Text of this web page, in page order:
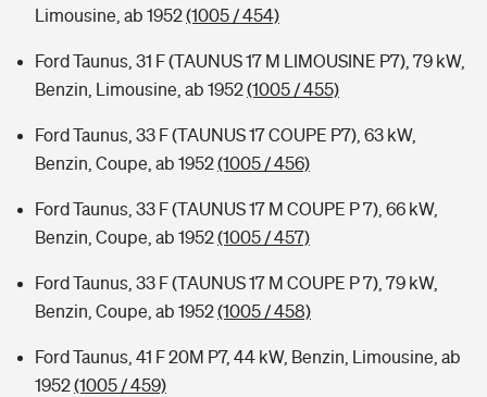
Limousine, ab 1952(1005 / 454)
Ford Taunus, 31 F (TAUNUS 17 M LIMOUSINE P7), 79 kW,
Benzin, Limousine, ab 1952(1005 / 455)
Ford Taunus, 33 F (TAUNUS 17 COUPE P7), 63 kW,
Benzin, Coupe, ab 1952(1005 / 456)
Ford Taunus, 33 F (TAUNUS 17 M COUPE P 7), 66 kW,
Benzin, Coupe, ab 1952(1005 / 457)
Ford Taunus, 33 F (TAUNUS 17 M COUPE P 7), 79 kW,
Benzin, Coupe, ab 1952(1005 / 458)
Ford Taunus, 41 F 20M P7, 44 kW, Benzin, Limousine, ab
1952(1005 / 459)